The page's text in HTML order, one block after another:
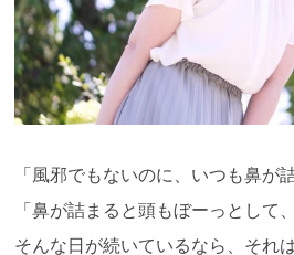
「風邪でもないのに、いつも鼻が
「鼻が詰まると頭もぼーっとして
そんな日が続いているなら、それ